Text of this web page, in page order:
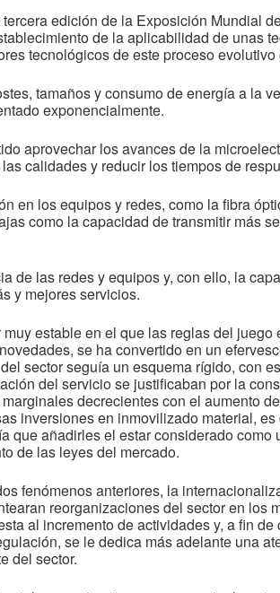
edición de la Exposición Mundial
de la aplicabilidad de unas
tecnológicos de este proceso
tamaños y consumo de energía a la
exponencialmente.
aprovechar los avances de la
calidades y reducir los tiempos de
en los equipos y redes, como la fibra
como la capacidad de transmitir más
de las redes y equipos y, con ello, la
y mejores servicios.
estable en el que las reglas del juego
se ha convertido en un
sector seguía un esquema rígido, con
del servicio se justificaban por la
decrecientes con el aumento
inversiones en inmovilizado material,
que añadirles el estar considerado
de las leyes del mercado.
fenómenos anteriores, la
reorganizaciones del sector en los
al incremento de actividades y, a fin
se le dedica más adelante una
del sector.